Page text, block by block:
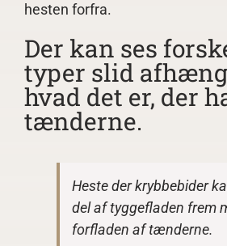
hesten forfra.
Der kan ses
typer slid
hvad det er, der
tænderne.
Heste der krybbebider
del af tyggefladen frem
forfladen af tænderne.